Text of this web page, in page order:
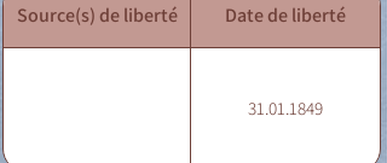
Source(s) de liberté Date de liberté
31.01.1849